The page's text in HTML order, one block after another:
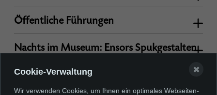
Öffentliche Führungen
Nachts im Museum: Ensors Spukgestalten
Kunst + Kölsch
Cookie-Verwaltung
Wir verwenden Cookies, um Ihnen ein optimales Webseiten-
✖